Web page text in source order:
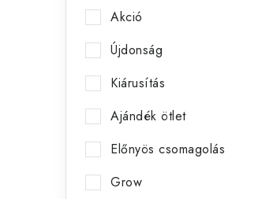
Akció
Újdonság
Kiárusítás
Ajándék ötlet
Előnyös csomagolás
Grow